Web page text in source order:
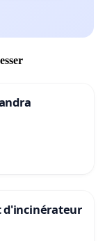
d'incinérateur